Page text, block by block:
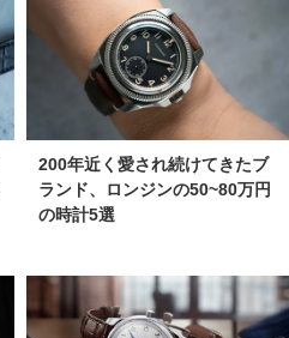
200年近く愛され続けてきたブ
ランド、ロンジンの50~80万円
の時計5選